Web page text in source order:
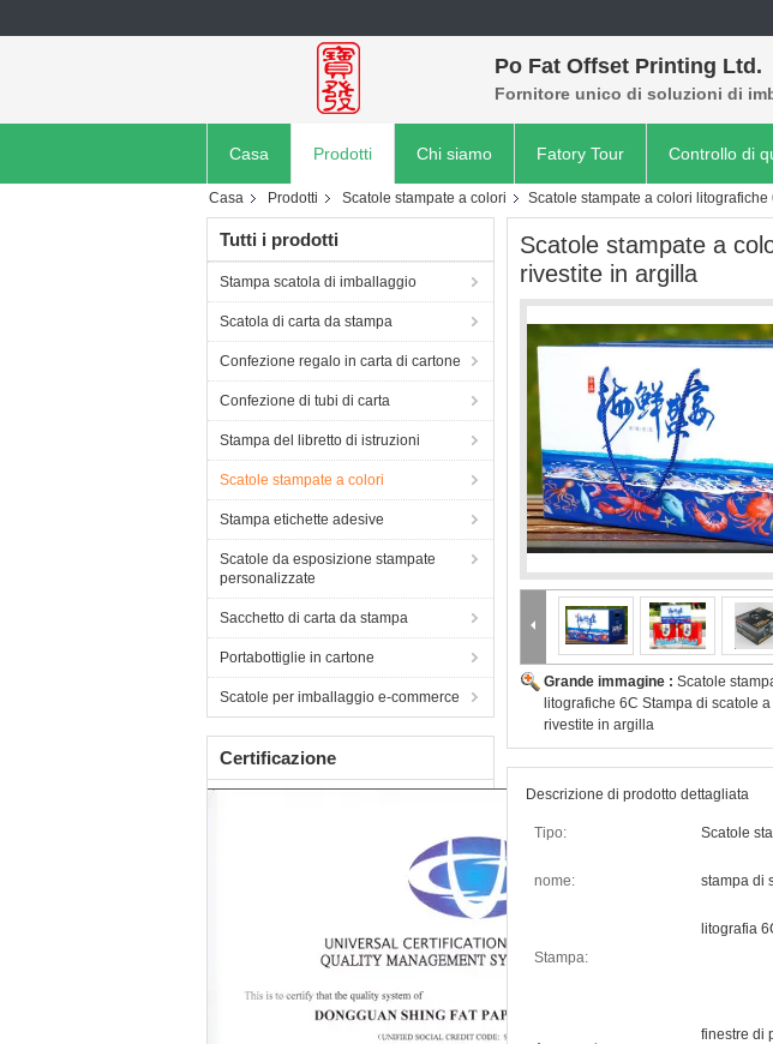
Po Fat Offset Printing Ltd.
Fornitore unico di soluzioni di
Casa Prodotti Chi siamo Fatory Tour Controllo di
Casa Prodotti Scatole stampate a colori Scatole stampate a colori
Tutti i prodotti
Stampa scatola di imballaggio
Scatola di carta da stampa
Confezione regalo in carta di cartone
Confezione di tubi di carta
Stampa del libretto di istruzioni
Scatole stampate a colori
Stampa etichette adesive
Scatole da esposizione stampate
personalizzate
Sacchetto di carta da stampa
Portabottiglie in cartone
Scatole per imballaggio e-commerce
Certificazione
Scatole stampate a
rivestite in argilla
Grande immagine : Scatole
litografiche 6C Stampa di scatole
rivestite in argilla
Descrizione di prodotto dettagliata
Tipo: Scatole
nome: stampa di
Stampa:
litografia
finestre di